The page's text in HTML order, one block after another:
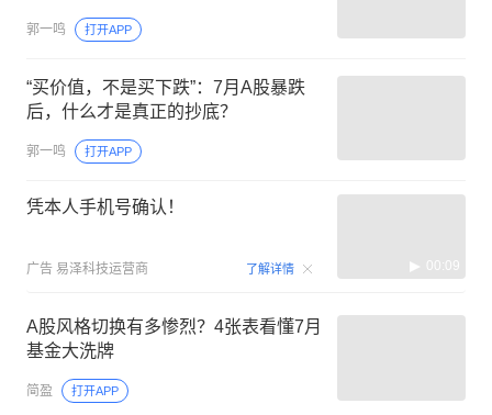
郭一鸣 打开APP
“买价值，不是买下跌”：7月A股暴跌
后，什么才是真正的抄底？
郭一鸣 打开APP
凭本人手机号确认！
广告 易泽科技运营商 了解详情 00:09
A股风格切换有多惨烈？4张表看懂7月
基金大洗牌
简盈 打开APP